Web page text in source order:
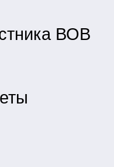
ВОВ